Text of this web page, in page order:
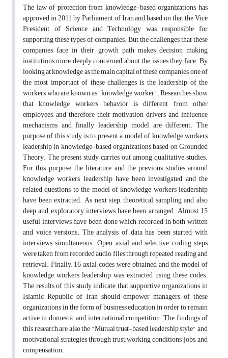
The law of protection from knowledge-based organizations has
approved in 2011 by Parliament of Iran and based on that the Vice
President of Science and Technology was responsible for
supporting these types of companies. But the challenges that these
companies face in their growth path makes decision making
institutions more deeply concerned about the issues they face. By
looking at knowledge as the main capital of these companies, one of
the most important of these challenges is the leadership of the
workers who are known as "knowledge worker". Researches show
that knowledge workers behavior is different from other
employees, and therefore their motivation drivers and influence
mechanisms and finally leadership model are different. The
purpose of this study is to present a model of knowledge workers
leadership in knowledge-based organizations based on Grounded
Theory. The present study carries out among qualitative studies.
For this purpose, the literature and the previous studies around
knowledge workers leadership have been investigated and the
related questions to the model of knowledge workers leadership
have been extracted. As next step, theoretical sampling and also
deep and exploratory interviews have been arranged. Almost 15
useful interviews have been done which recorded in both written
and voice versions. The analysis of data has been started with
interviews simultaneous. Open, axial and selective coding steps
were taken from recorded audio files through repeated reading and
retrieval. Finally, 16 axial codes were obtained and the model of
knowledge workers leadership was extracted using these codes.
The results of this study indicate that supportive organizations in
Islamic Republic of Iran should empower managers of these
organizations in the form of business education in order to remain
active in domestic and international competition. The findings of
this research are also the "Mutual trust-based leadership style" and
motivational strategies through trust, working conditions, jobs, and
compensation.